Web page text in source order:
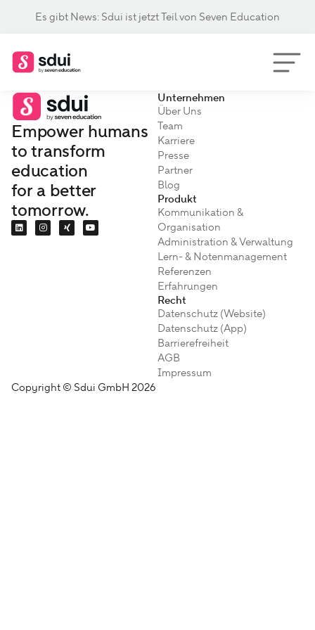
Es gibt News: Sdui ist jetzt Teil von Seven Education
Empower humans
to transform
education
for a better
tomorrow.
Unternehmen
Über Uns
Team
Karriere
Presse
Partner
Blog
Produkt
Kommunikation &
Organisation
Administration & Verwaltung
Lern- & Notenmanagement
Referenzen
Erfahrungen
Recht
Datenschutz (Website)
Datenschutz (App)
Barrierefreiheit
AGB
Impressum
Copyright © Sdui GmbH 2026